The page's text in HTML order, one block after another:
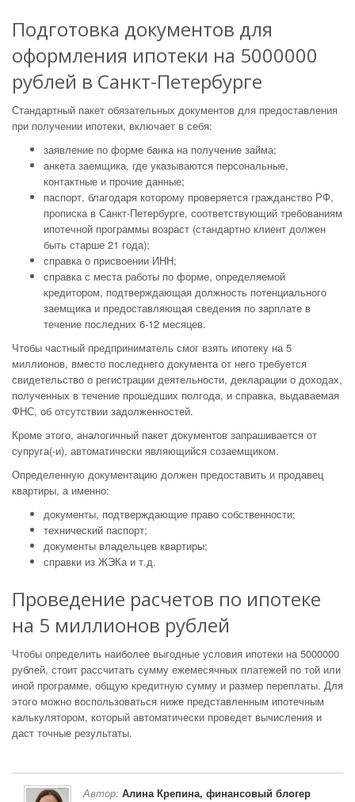
Подготовка документов для
оформления ипотеки на 5000000
рублей в Санкт-Петербурге
Стандартный пакет обязательных документов для предоставления
при получении ипотеки, включает в себя:
заявление по форме банка на получение займа;
анкета заемщика, где указываются персональные,
контактные и прочие данные;
паспорт, благодаря которому проверяется гражданство РФ,
прописка в Санкт-Петербурге, соответствующий требованиям
ипотечной программы возраст (стандартно клиент должен
быть старше 21 года);
справка о присвоении ИНН;
справка с места работы по форме, определяемой
кредитором, подтверждающая должность потенциального
заемщика и предоставляющая сведения по зарплате в
течение последних 6-12 месяцев.
Чтобы частный предприниматель смог взять ипотеку на 5
миллионов, вместо последнего документа от него требуется
свидетельство о регистрации деятельности, декларации о доходах,
полученных в течение прошедших полгода, и справка, выдаваемая
ФНС, об отсутствии задолженностей.
Кроме этого, аналогичный пакет документов запрашивается от
супруга(-и), автоматически являющийся созаемщиком.
Определенную документацию должен предоставить и продавец
квартиры, а именно:
документы, подтверждающие право собственности;
технический паспорт;
документы владельцев квартиры;
справки из ЖЭКа и т.д.
Проведение расчетов по ипотеке
на 5 миллионов рублей
Чтобы определить наиболее выгодные условия ипотеки на 5000000
рублей, стоит рассчитать сумму ежемесячных платежей по той или
иной программе, общую кредитную сумму и размер переплаты. Для
этого можно воспользоваться ниже представленным ипотечным
калькулятором, который автоматически проведет вычисления и
даст точные результаты.
Автор: Алина Крепина, финансовый блогер